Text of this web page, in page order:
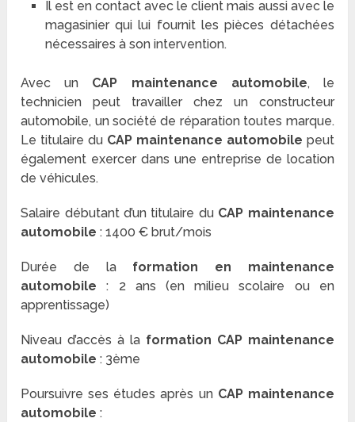
Il est en contact avec le client mais aussi avec le
magasinier qui lui fournit les pièces détachées
nécessaires à son intervention.
Avec un CAP maintenance automobile, le
technicien peut travailler chez un constructeur
automobile, un société de réparation toutes marque.
Le titulaire du CAP maintenance automobile peut
également exercer dans une entreprise de location
de véhicules.
Salaire débutant d’un titulaire duCAP maintenance
automobile : 1400 € brut/mois
Durée de laformation en maintenance
automobile : 2 ans (en milieu scolaire ou en
apprentissage)
Niveau d’accès à la formation CAP maintenance
automobile : 3ème
Poursuivre ses études après un CAP maintenance
automobile :